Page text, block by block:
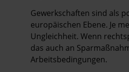
Gewerkschaften sind als
europäischen Ebene. Je
Ungleichheit. Wenn
das auch an
Arbeitsbedingungen.